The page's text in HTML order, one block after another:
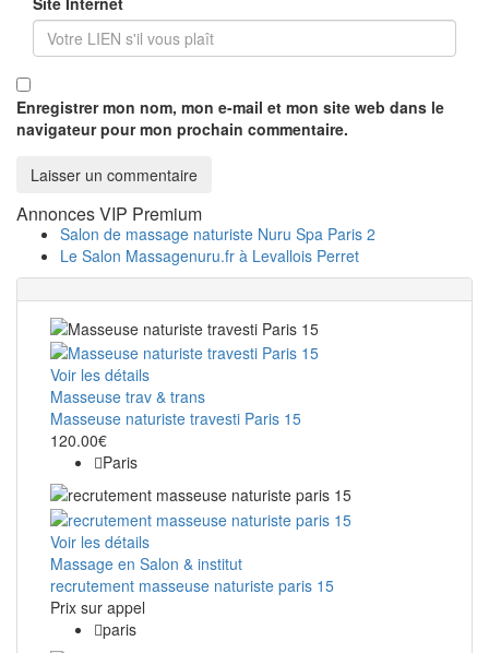
Enregistrer mon nom, mon e-mail et mon site web dans le
navigateur pour mon prochain commentaire.
Annonces VIP Premium
Salon de massage naturiste Nuru Spa Paris 2
Le Salon Massagenuru.fr à Levallois Perret
Voir les détails
Masseuse trav & trans
Masseuse naturiste travesti Paris 15
120.00€
Paris
Voir les détails
Massage en Salon & institut
recrutement masseuse naturiste paris 15
Prix ​​sur appel
paris